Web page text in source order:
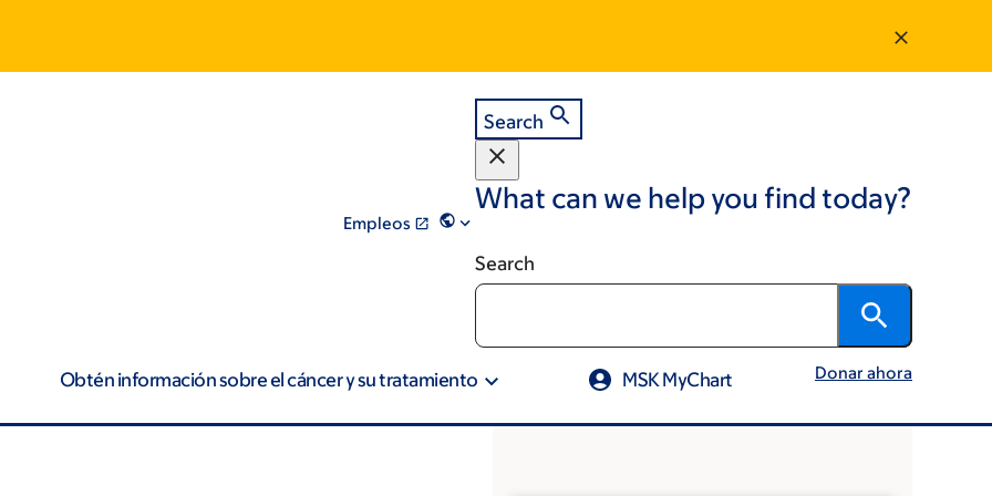
Empleos
Search
What can we help you find today?
Search
Obtén información sobre el cáncer y su tratamiento MSK MyChart Donar ahora